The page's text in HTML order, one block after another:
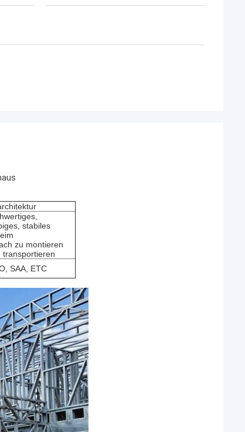
stabiles
zu montieren
transportieren
SAA, ETC